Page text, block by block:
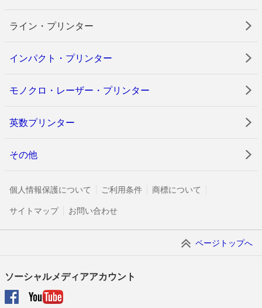
ライン・プリンター
インパクト・プリンター
モノクロ・レーザー・プリンター
英数プリンター
その他
個人情報保護について ご利用条件 商標について
サイトマップ お問い合わせ
ページトップへ
ソーシャルメディアアカウント